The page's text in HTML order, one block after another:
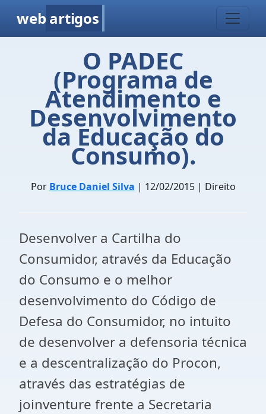
web artigos
O PADEC
(Programa de
Atendimento e
Desenvolvimento
da Educação do
Consumo).
Por Bruce Daniel Silva | 12/02/2015 | Direito
Desenvolver a Cartilha do
Consumidor, através da Educação
do Consumo e o melhor
desenvolvimento do Código de
Defesa do Consumidor, no intuito
de desenvolver a defensoria técnica
e a descentralização do Procon,
através das estratégias de
joinventure frente a Secretaria